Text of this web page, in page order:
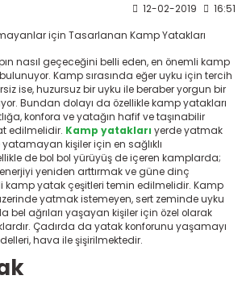
12-02-2019 16:51
nasıl geçeceğini belli eden, en önemli kamp
Kamp sırasında eğer uyku için tercih
ise, huzursuz bir uyku ile beraber yorgun bir
Bundan dolayı da özellikle kamp yatakları
konfora ve yatağın hafif ve taşınabilir
edilmelidir. Kamp yatakları yerde yatmak
kişiler için en sağlıklı
de bol bol yürüyüş de içeren kamplarda;
yeniden arttırmak ve güne dinç
kamp yatak çeşitleri temin edilmelidir. Kamp
yatmak istemeyen, sert zeminde uyku
bel ağrıları yaşayan kişiler için özel olarak
Çadırda da yatak konforunu yaşamayı
hava ile şişirilmektedir.